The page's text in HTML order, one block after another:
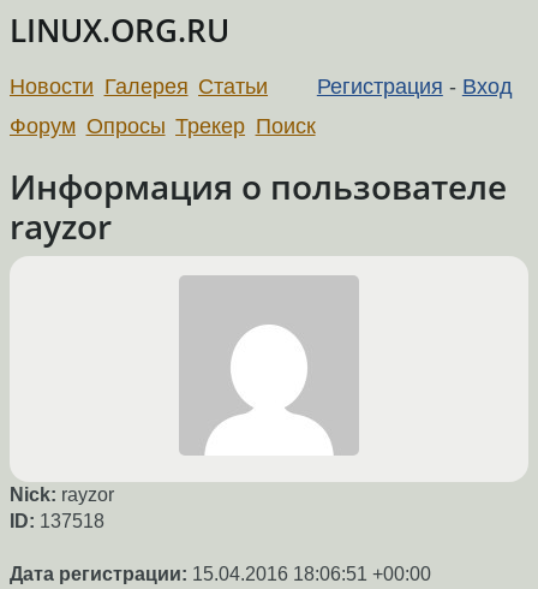
LINUX.ORG.RU
Регистрация - Вход
Новости Галерея Статьи
Форум Опросы Трекер Поиск
Информация о пользователе
rayzor
Nick: rayzor
ID: 137518
Дата регистрации: 15.04.2016 18:06:51 +00:00